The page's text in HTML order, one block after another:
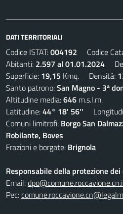
DATI TERRITORIALI
Codice ISTAT:004192 Codice
Abitanti: 2.597 al 01.01.2024
Superficie: 19,15 Kmq. Densità:
Santo patrono:San Magno - 3ª
Altitudine media:646 m.s.l.m.
Latitudine:44° 18' 56''
Comuni limitrofi: Borgo San
Robilante, Boves
Frazioni e borgate: Brignola
Responsabile della protezione dei
Email:
Pec: